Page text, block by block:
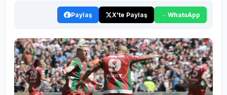
Paylaş X'te Paylaş WhatsApp